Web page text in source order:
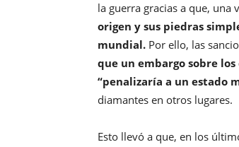
la guerra gracias a que, una
origen y sus piedras
mundial. Por ello, las
que un embargo sobre
“penalizaría a un estado
diamantes en otros lugares.
Esto llevó a que, en los